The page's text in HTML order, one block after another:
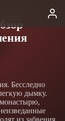
Бесследно
дымку.
из забвения.